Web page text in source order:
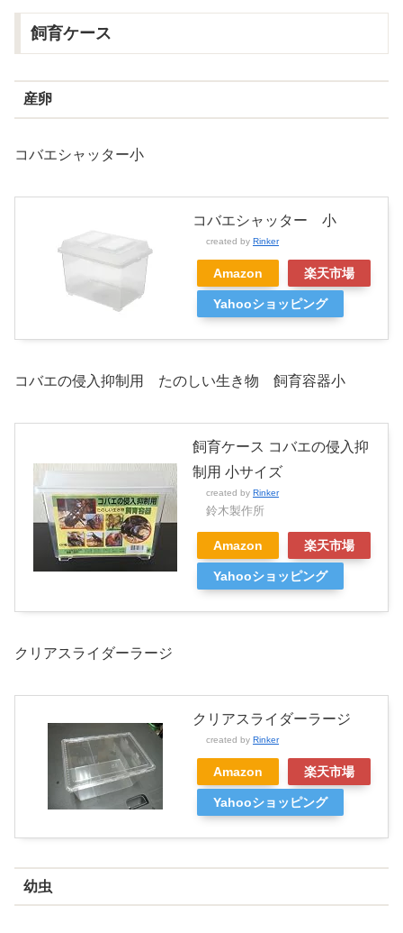
飼育ケース
産卵
コバエシャッター小
コバエシャッター 小
created by Rinker
Amazon 楽天市場
Yahooショッピング
コバエの侵入抑制用 たのしい生き物 飼育容器小
飼育ケース コバエの侵入抑
制用 小サイズ
created by Rinker
鈴木製作所
Amazon 楽天市場
Yahooショッピング
クリアスライダーラージ
クリアスライダーラージ
created by Rinker
Amazon 楽天市場
Yahooショッピング
幼虫